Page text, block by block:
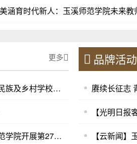
更多
我校国家语言文字推广基地赴多所民族及乡村学校开展推普活动
【红塔融媒】诸葛社区携手玉溪师范学院开展第27届全国推广普通话宣传周中华优秀语言文化进社区活动
品牌活动